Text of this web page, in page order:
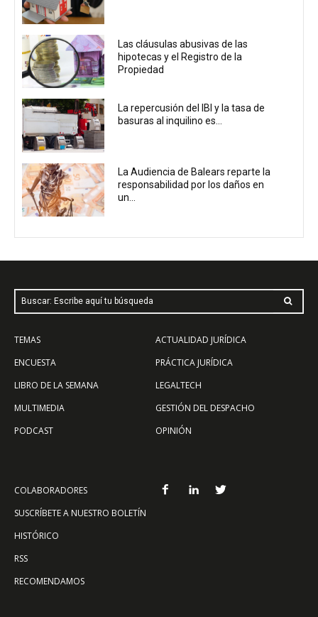
Las cláusulas abusivas de las
hipotecas y el Registro de la
Propiedad
La repercusión del IBI y la tasa de
basuras al inquilino es...
La Audiencia de Balears reparte la
responsabilidad por los daños en
un...
Buscar: Escribe aquí tu búsqueda
TEMAS
ENCUESTA
LIBRO DE LA SEMANA
MULTIMEDIA
PODCAST
ACTUALIDAD JURÍDICA
PRÁCTICA JURÍDICA
LEGALTECH
GESTIÓN DEL DESPACHO
OPINIÓN
COLABORADORES
SUSCRÍBETE A NUESTRO BOLETÍN
HISTÓRICO
RSS
RECOMENDAMOS